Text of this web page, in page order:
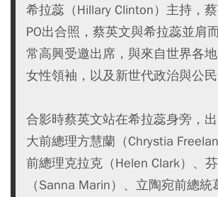
希拉蕊（Hillary Clinton）主持，
PO出合照，蔡英文與希拉蕊並肩
常高興受邀出席，與來自世界各
女性領袖，以及新世代政治與公民
合影時蔡英文站在希拉蕊身旁，
大前總理方慧蘭（Chrystia
前總理克拉克（Helen Clark）、
（Sanna Marin）、立陶宛前總